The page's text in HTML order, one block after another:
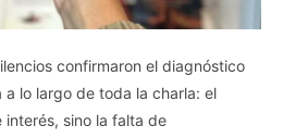
confirmaron el diagnóstico
lo largo de toda la charla: el
sino la falta de